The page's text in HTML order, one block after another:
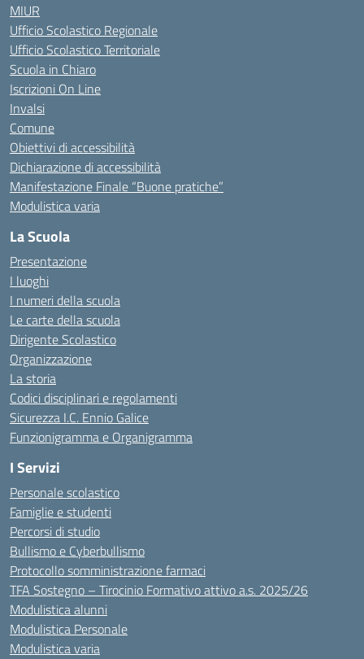
MIUR
Ufficio Scolastico Regionale
Ufficio Scolastico Territoriale
Scuola in Chiaro
Iscrizioni On Line
Invalsi
Comune
Obiettivi di accessibilità
Dichiarazione di accessibilità
Manifestazione Finale “Buone pratiche”
Modulistica varia
La Scuola
Presentazione
I luoghi
I numeri della scuola
Le carte della scuola
Dirigente Scolastico
Organizzazione
La storia
Codici disciplinari e regolamenti
Sicurezza I.C. Ennio Galice
Funzionigramma e Organigramma
I Servizi
Personale scolastico
Famiglie e studenti
Percorsi di studio
Bullismo e Cyberbullismo
Protocollo somministrazione farmaci
TFA Sostegno – Tirocinio Formativo attivo a.s. 2025/26
Modulistica alunni
Modulistica Personale
Modulistica varia